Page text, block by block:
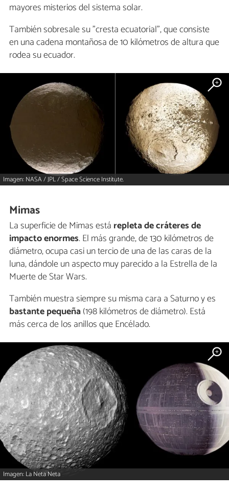
mayores misterios del sistema solar.
También sobresale su "cresta ecuatorial", que consiste
en una cadena montañosa de 10 kilómetros de altura que
rodea su ecuador.
Imagen: NASA / JPL / Space Science Institute.
Mimas
La superficie de Mimas está repleta de cráteres de
impacto enormes. El más grande, de 130 kilómetros de
diámetro, ocupa casi un tercio de una de las caras de la
luna, dándole un aspecto muy parecido a la Estrella de la
Muerte de Star Wars.
También muestra siempre su misma cara a Saturno y es
bastante pequeña(198 kilómetros de diámetro). Está
más cerca de los anillos que Encélado.
Imagen: La Neta Neta